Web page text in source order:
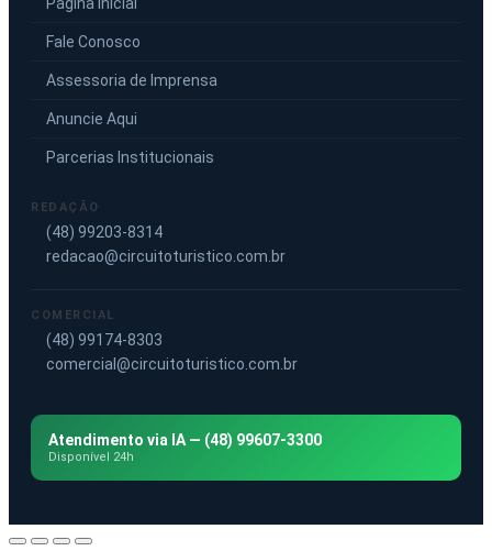
Fale Conosco
Assessoria de Imprensa
Anuncie Aqui
Parcerias Institucionais
REDAÇÃO
(48) 99203-8314
redacao@circuitoturistico.com.br
COMERCIAL
(48) 99174-8303
comercial@circuitoturistico.com.br
Atendimento via IA — (48) 99607-3300
Disponível 24h